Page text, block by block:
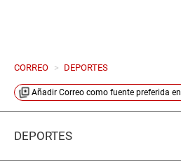
CORREO > DEPORTES
Añadir Correo como fuente preferida en
DEPORTES